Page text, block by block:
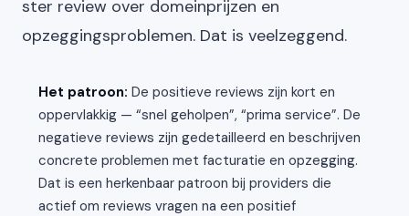
ster review over domeinprijzen en
opzeggingsproblemen. Dat is veelzeggend.
Het patroon: De positieve reviews zijn kort en
oppervlakkig — “snel geholpen”, “prima service”. De
negatieve reviews zijn gedetailleerd en beschrijven
concrete problemen met facturatie en opzegging.
Dat is een herkenbaar patroon bij providers die
actief om reviews vragen na een positief